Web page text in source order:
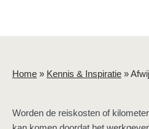
Home » Kennis & Inspiratie »
Worden de reiskosten of